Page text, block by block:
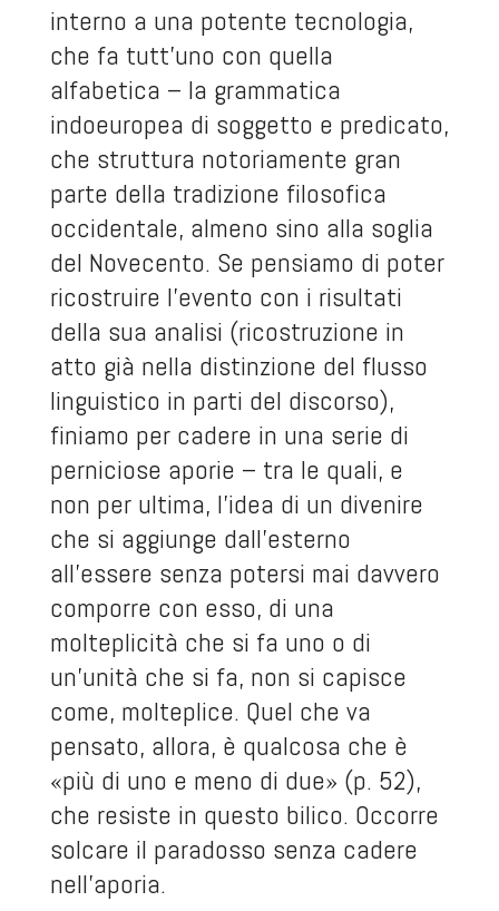
interno a una potente tecnologia,
che fa tutt’uno con quella
alfabetica – la grammatica
indoeuropea di soggetto e predicato,
che struttura notoriamente gran
parte della tradizione filosofica
occidentale, almeno sino alla soglia
del Novecento. Se pensiamo di poter
ricostruire l’evento con i risultati
della sua analisi (ricostruzione in
atto già nella distinzione del flusso
linguistico in parti del discorso),
finiamo per cadere in una serie di
perniciose aporie – tra le quali, e
non per ultima, l’idea di un divenire
che si aggiunge dall’esterno
all’essere senza potersi mai davvero
comporre con esso, di una
molteplicità che si fa uno o di
un’unità che si fa, non si capisce
come, molteplice. Quel che va
pensato, allora, è qualcosa che è
«più di uno e meno di due» (p. 52),
che resiste in questo bilico. Occorre
solcare il paradosso senza cadere
nell’aporia.